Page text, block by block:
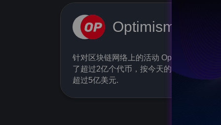
Optimism
针对区块链网络上的活动 Optimism 分发
了超过2亿个代币，按今天的速度计算已
超过5亿美元.
Open League
Don’t miss out—secure your place at
AIRDROP HUNTER today!